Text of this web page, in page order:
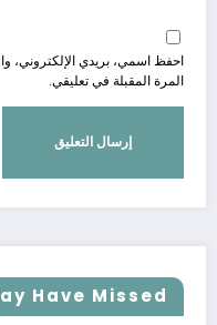
احفظ اسمي، بريدي الإلكتروني،
المرة المقبلة في تعليقي.
Have Missed